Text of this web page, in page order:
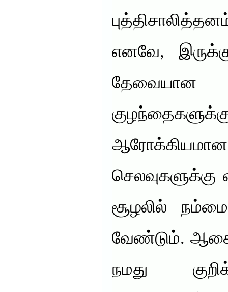
எனவே,
ஆரோக்கியமான
செலவுகளுக்கு
சூழலில்
வேண்டும்.
நமது